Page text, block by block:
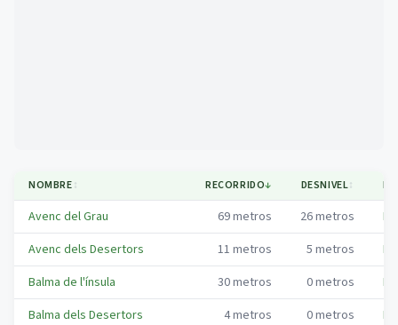
NOMBRE↕ RECORRIDO↓ DESNIVEL↕
Avenc del Grau 69metros 26metros
Avenc dels Desertors
11 metros 5 metros
Balma de l'ínsula
30metros 0metros
Balma dels Desertors
4metros 0metros